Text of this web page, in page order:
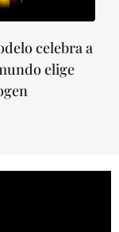
celebra a
elige